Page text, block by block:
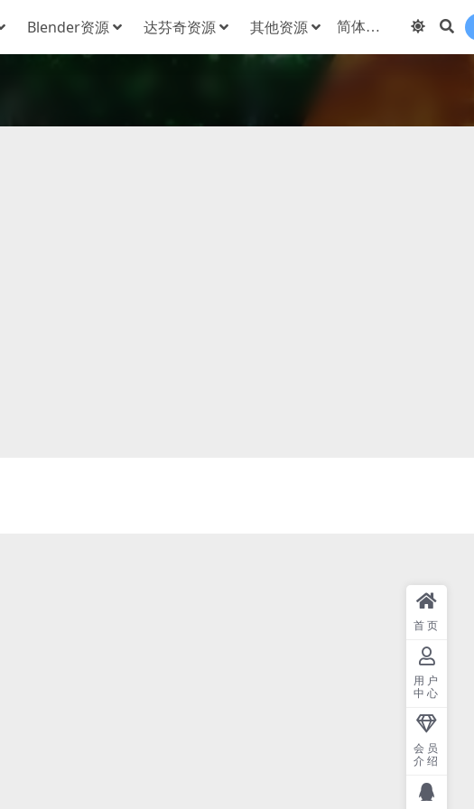
Blender资源 达芬奇资源 其他资源
首页
用户
中心
会员
介绍